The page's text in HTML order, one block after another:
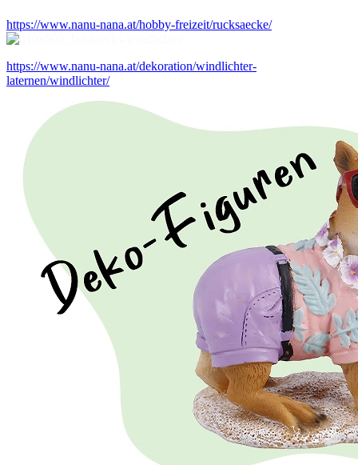
https://www.nanu-nana.at/hobby-freizeit/rucksaecke/
https://www.nanu-nana.at/dekoration/windlichter-
laternen/windlichter/